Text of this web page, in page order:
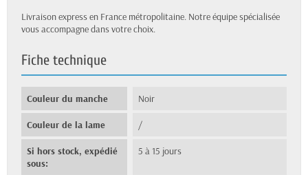
Livraison express en France métropolitaine. Notre équipe spécialisée
vous accompagne dans votre choix.
Fiche technique
Couleur du manche Noir
Couleur de la lame /
Si hors stock, expédié
sous:
5 à 15 jours